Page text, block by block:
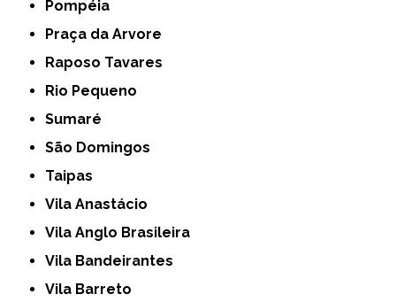
Pompéia
Praça da Arvore
Raposo Tavares
Rio Pequeno
Sumaré
São Domingos
Taipas
Vila Anastácio
Vila Anglo Brasileira
Vila Bandeirantes
Vila Barreto